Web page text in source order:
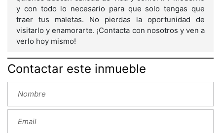
y con todo lo necesario para que solo tengas que
traer tus maletas. No pierdas la oportunidad de
visitarlo y enamorarte. ¡Contacta con nosotros y ven a
verlo hoy mismo!
Contactar este inmueble